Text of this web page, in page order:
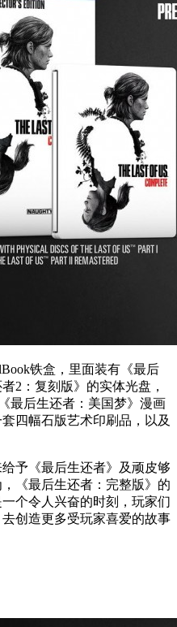
铁盒，里面装有《最后
2：复刻版》的实体光盘，
最后生还者：美国梦》漫画
四幅石版艺术印刷品，以及
予《最后生还者》及顽皮够
《最后生还者：完整版》的
个令人兴奋的时刻，玩家们
创造更多受玩家喜爱的故事